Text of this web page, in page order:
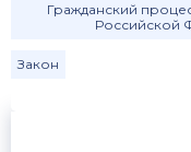
Гражданский
Российской
Закон